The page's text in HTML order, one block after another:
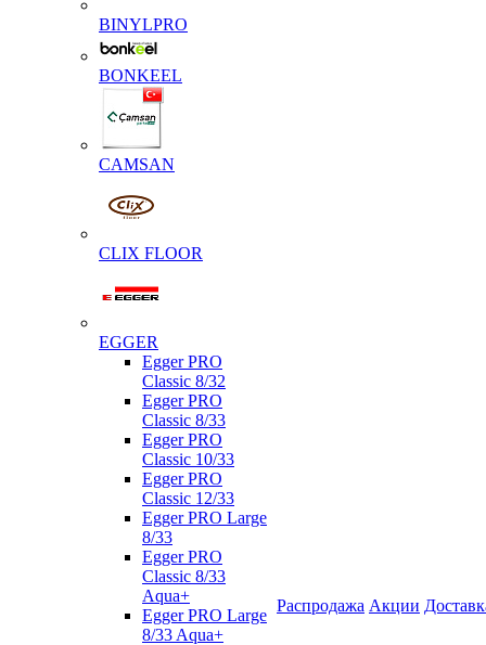
BINYLPRO
BONKEEL
CAMSAN
CLIX FLOOR
EGGER
Egger PRO
Classic 8/32
Egger PRO
Classic 8/33
Egger PRO
Classic 10/33
Egger PRO
Classic 12/33
Egger PRO Large
8/33
Egger PRO
Classic 8/33
Aqua+
Egger PRO Large
8/33 Aqua+
Распродажа Акции